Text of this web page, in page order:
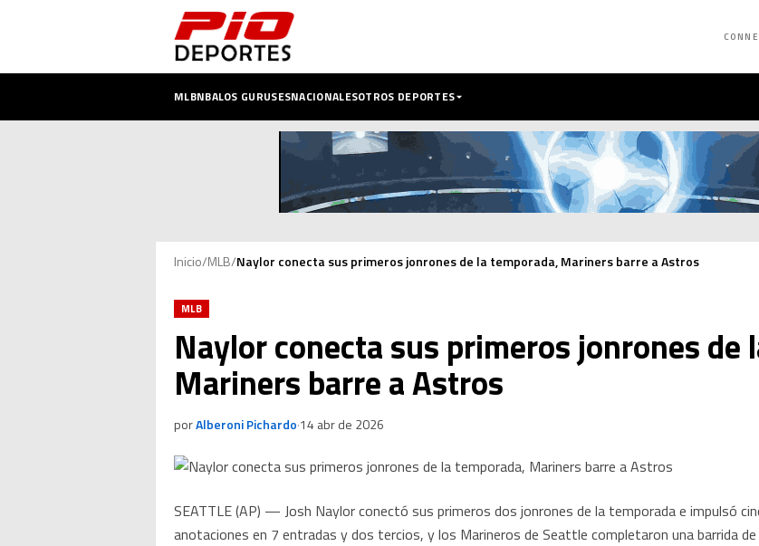
MLBNBALOS GURUSESNACIONALESOTROS DEPORTES
Inicio/MLB/Naylor conecta sus primeros jonrones de la temporada, Mariners barre a Astros
MLB
Naylor conecta sus primeros jonrones de
Mariners barre a Astros
porAlberoni Pichardo·14 abr de 2026
SEATTLE (AP) — Josh Naylor conectó sus primeros dos jonrones de la temporada e impulsó
anotaciones en 7 entradas y dos tercios, y los Marineros de Seattle completaron una barrida